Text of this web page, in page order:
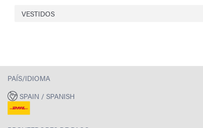
VESTIDOS
PAÍS/IDIOMA
SPAIN / SPANISH